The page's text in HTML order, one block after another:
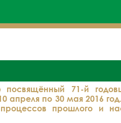
посвящённый 71-й
апреля по 30 мая 2016
прошлого и